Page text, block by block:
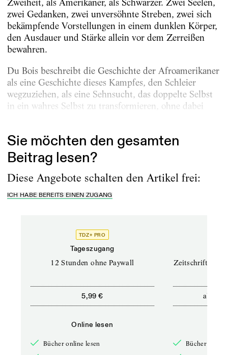
Zweiheit, als Amerikaner, als Schwarzer. Zwei Seelen,
zwei Gedanken, zwei unversöhnte Streben, zwei sich
bekämpfende Vorstellungen in einem dunklen Körper,
den Ausdauer und Stärke allein vor dem Zerreißen
bewahren.
Du Bois beschreibt die Geschichte der Afroamerikaner
als eine Geschichte dieses Kampfes, den Schleier
wegzuziehen, als eine Sehnsucht, das doppelte Selbst
in ein wahres Selbst zu transformieren, ohne dabei
Sie möchten den gesamten
Beitrag lesen?
Diese Angebote schalten den Artikel frei:
ICH HABE BEREITS EINEN ZUGANG
TDZ+ PRO
Tageszugang
12 Stunden ohne Paywall
5,99 €
Online lesen
Bücher online lesen
Zeitschriften
ab
Bücher online